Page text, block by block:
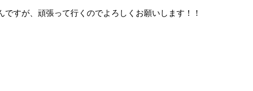
すが、頑張って行くのでよろしくお願いします！！